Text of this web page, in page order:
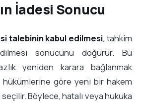
İadesi Sonucu
talebinin kabul edilmesi, tahkim
sonucunu doğurur. Bu
yeniden karara bağlanmak
hükümlerine göre yeni bir hakem
Böylece, hatalı veya hukuka